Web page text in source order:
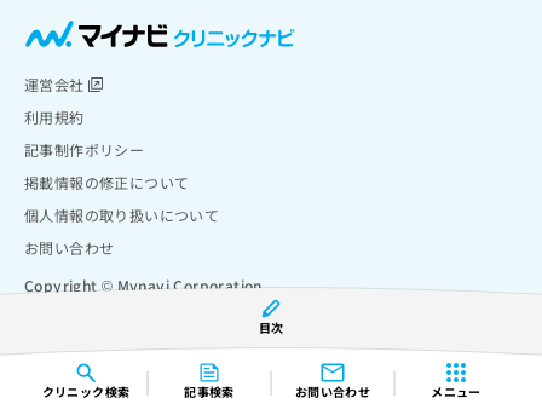
クリニック検索 記事検索 お問い合わせ メニュー
目次
運営会社
利用規約
記事制作ポリシー
掲載情報の修正について
個人情報の取り扱いについて
お問い合わせ
Copyright © Mynavi Corporation